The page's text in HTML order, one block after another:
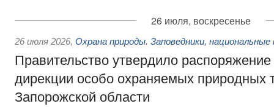
26 июля, воскресенье
26 июля 2026, Охрана природы. Заповедники, национальные
Правительство утвердило
дирекции особо охраняемых природных
Запорожской области